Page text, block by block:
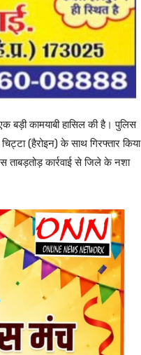
बड़ी कामयाबी हासिल की है। पुलिस
(हैरोइन) के साथ गिरफ्तार किया
ताबड़तोड़ कार्रवाई से जिले के नशा